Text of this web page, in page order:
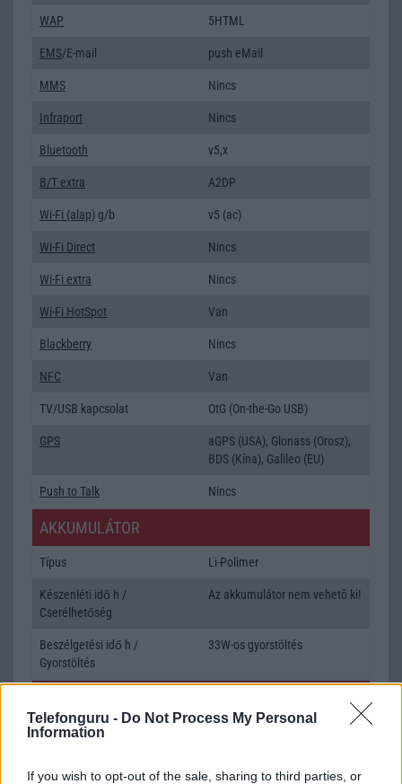
Telefonguru - Do Not Process My Personal
Information
If you wish to opt-out of the sale, sharing to third parties, or
WAP 5HTML
EMS/E-mail push eMail
MMS Nincs
Infraport Nincs
Bluetooth v5,x
B/T extra A2DP
Wi-Fi (alap) g/b v5 (ac)
Wi-Fi Direct Nincs
Wi-Fi extra Nincs
Wi-Fi HotSpot Van
Blackberry Nincs
NFC Van
TV/USB kapcsolat OtG (On-the-Go USB)
GPS
aGPS (USA), Glonass (Orosz),
BDS (Kína), Galileo (EU)
Push to Talk Nincs
AKKUMULÁTOR
Típus Li-Polimer
Készenléti idő h /
Cserélhetőség
Az akkumulátor nem vehetõ ki!
Beszélgetési idő h /
Gyorstöltés
33W-os gyorstöltés
Java